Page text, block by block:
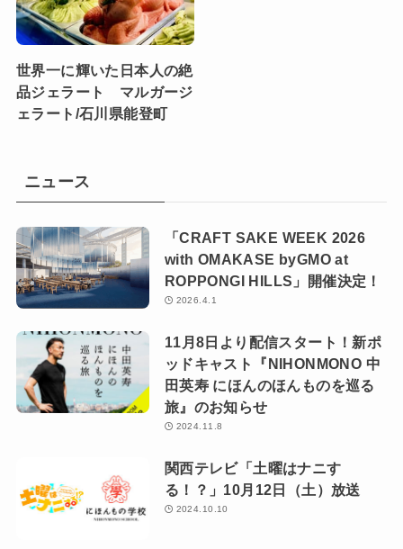
世界一に輝いた日本人の絶
品ジェラート マルガージ
ェラート/石川県能登町
ニュース
「CRAFT SAKE WEEK 2026
with OMAKASE byGMO at
ROPPONGI HILLS」開催決定！
2026.4.1
11月8日より配信スタート！新ポ
ッドキャスト『NIHONMONO 中
田英寿 にほんのほんものを巡る
旅』のお知らせ
2024.11.8
関西テレビ「土曜はナニす
る！？」10月12日（土）放送
2024.10.10